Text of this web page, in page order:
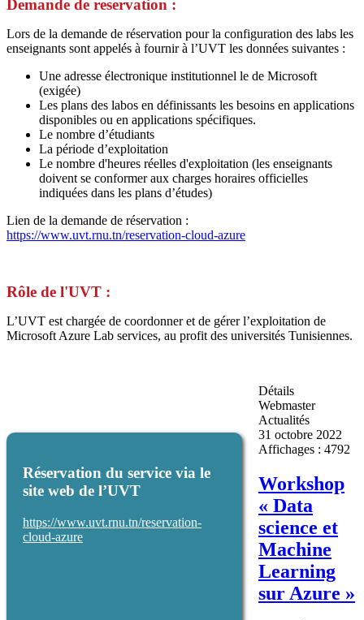
Demande de reservation :
Lors de la demande de réservation pour la configuration des labs les
enseignants sont appelés à fournir à l’UVT les données suivantes :
Une adresse électronique institutionnel le de Microsoft
(exigée)
Les plans des labos en définissants les besoins en applications
disponibles ou en applications spécifiques.
Le nombre d’étudiants
La période d’exploitation
Le nombre d'heures réelles d'exploitation (les enseignants
doivent se conformer aux charges horaires officielles
indiquées dans les plans d’études)
Lien de la demande de réservation :
https://www.uvt.rnu.tn/reservation-cloud-azure
Rôle de l'UVT :
L’UVT est chargée de coordonner et de gérer l’exploitation de
Microsoft Azure Lab services, au profit des universités Tunisiennes.
Réservation du service via le
site web de l’UVT
https://www.uvt.rnu.tn/reservation-
cloud-azure
Détails
Webmaster
Actualités
31 octobre 2022
Affichages : 4792
Workshop
« Data
science et
Machine
Learning
sur Azure »